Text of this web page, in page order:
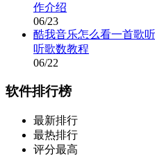
作介绍
06/23
酷我音乐怎么看一首歌
听歌数教程
06/22
软件排行榜
最新排行
最热排行
评分最高